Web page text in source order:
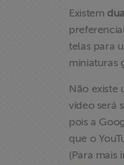
Homenageados
Existem
telas para
miniaturas
Não existe
vídeo será
pois a
que o
(Para mais